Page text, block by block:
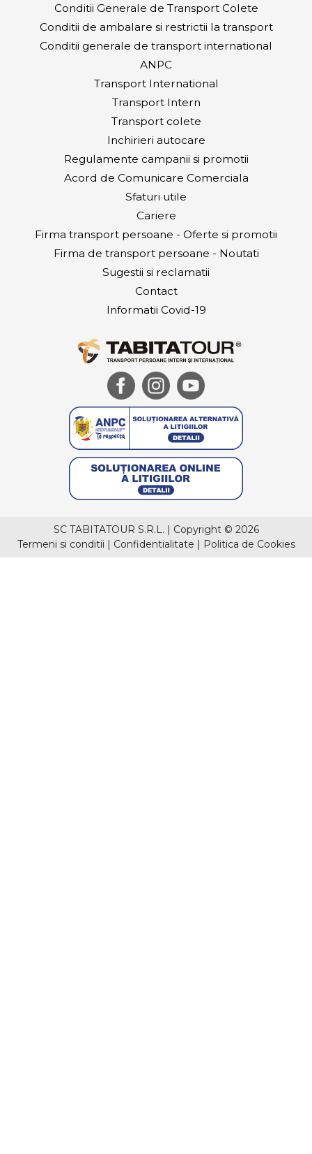
Conditii Generale de Transport Colete
Conditii de ambalare si restrictii la transport
Conditii generale de transport international
ANPC
Transport International
Transport Intern
Transport colete
Inchirieri autocare
Regulamente campanii si promotii
Acord de Comunicare Comerciala
Sfaturi utile
Cariere
Firma transport persoane - Oferte si promotii
Firma de transport persoane - Noutati
Sugestii si reclamatii
Contact
Informatii Covid-19
SC TABITATOUR S.R.L. | Copyright © 2026
Termeni si conditii | Confidentialitate | Politica de Cookies